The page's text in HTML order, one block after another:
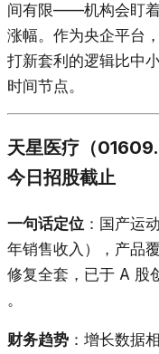
间有限——机构会盯着
涨幅。作为央企平台
打新套利的逻辑比中
时间节点。
天星医疗（
今日招股截止
一句话定位 ：国产运
年销售收入），产品
修复全套，已于 A 股
。
财务趋势 ：增长数据